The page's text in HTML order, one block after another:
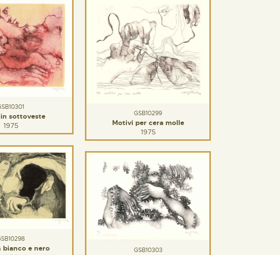
sottoveste
1975
GSB10299
Motivi per cera molle
1975
bianco e nero
GSB10303